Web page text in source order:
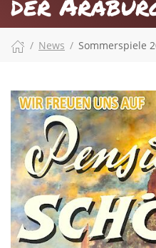
News Sommerspiele